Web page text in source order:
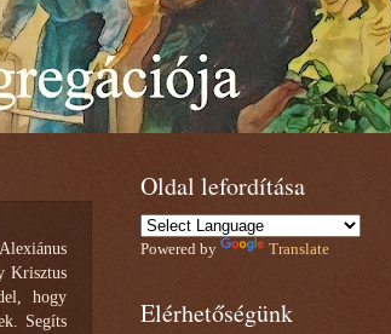
Krisztus
hogy
Segíts
Oldal lefordítása
Powered by Translate
Elérhetőségünk